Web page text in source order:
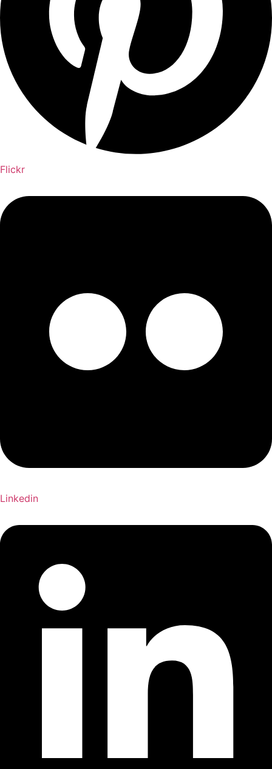
Flickr
Linkedin